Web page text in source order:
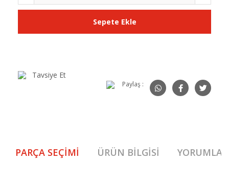
Sepete Ekle
Tavsiye Et
Paylaş :
PARÇA SEÇIMI ÜRÜN BILGISI YORUMLAR